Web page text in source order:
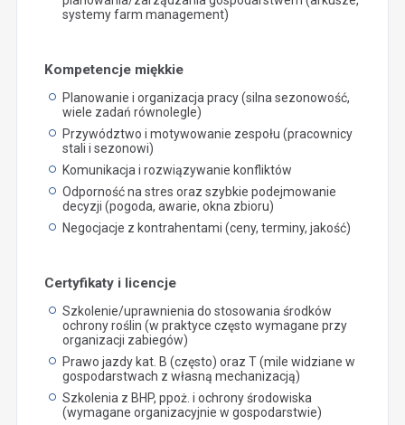
systemy farm management)
Kompetencje miękkie
Planowanie i organizacja pracy (silna sezonowość,
wiele zadań równolegle)
Przywództwo i motywowanie zespołu (pracownicy
stali i sezonowi)
Komunikacja i rozwiązywanie konfliktów
Odporność na stres oraz szybkie podejmowanie
decyzji (pogoda, awarie, okna zbioru)
Negocjacje z kontrahentami (ceny, terminy, jakość)
Certyfikaty i licencje
Szkolenie/uprawnienia do stosowania środków
ochrony roślin (w praktyce często wymagane przy
organizacji zabiegów)
Prawo jazdy kat. B (często) oraz T (mile widziane w
gospodarstwach z własną mechanizacją)
Szkolenia z BHP, ppoż. i ochrony środowiska
(wymagane organizacyjnie w gospodarstwie)